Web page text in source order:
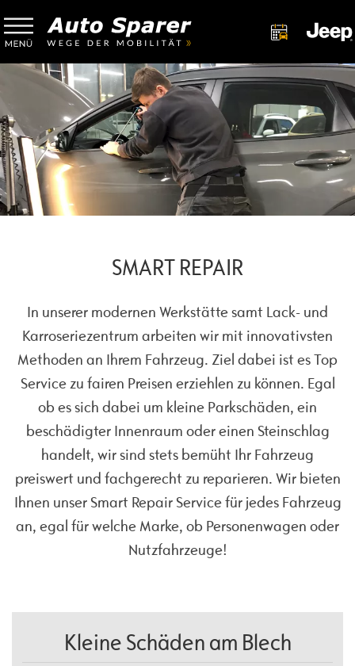
SMART REPAIR
In unserer modernen Werkstätte samt Lack- und
Karroseriezentrum arbeiten wir mit innovativsten
Methoden an Ihrem Fahrzeug. Ziel dabei ist es Top
Service zu fairen Preisen erziehlen zu können. Egal
ob es sich dabei um kleine Parkschäden, ein
beschädigter Innenraum oder einen Steinschlag
handelt, wir sind stets bemüht Ihr Fahrzeug
preiswert und fachgerecht zu reparieren. Wir bieten
Ihnen unser Smart Repair Service für jedes Fahrzeug
an, egal für welche Marke, ob Personenwagen oder
Nutzfahrzeuge!
Kleine Schäden am Blech